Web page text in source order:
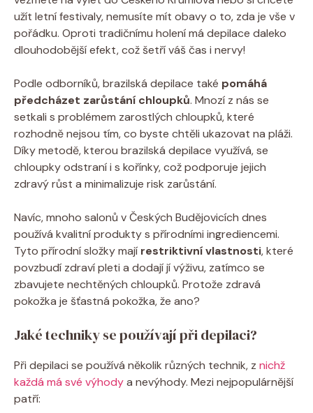
užít letní festivaly, nemusíte mít obavy o to, zda je vše v
pořádku. Oproti tradičnímu holení má depilace daleko
dlouhodobější efekt, což šetří váš čas i nervy!
Podle odborníků, brazilská depilace také pomáhá
předcházet zarůstání chloupků. Mnozí z nás se
setkali s problémem zarostlých chloupků, které
rozhodně nejsou tím, co byste chtěli ukazovat na pláži.
Díky metodě, kterou brazilská depilace využívá, se
chloupky odstraní i s kořínky, což podporuje jejich
zdravý růst a minimalizuje risk zarůstání.
Navíc, mnoho salonů v Českých Budějovicích dnes
používá kvalitní produkty s přírodními ingrediencemi.
Tyto přírodní složky mají restriktivní vlastnosti, které
povzbudí zdraví pleti a dodají jí výživu, zatímco se
zbavujete nechtěných chloupků. Protože zdravá
pokožka je šťastná pokožka, že ano?
Jaké techniky se používají při depilaci?
Při depilaci se používá několik různých technik, z nichž
každá má své výhodya nevýhody. Mezi nejpopulárnější
patří: